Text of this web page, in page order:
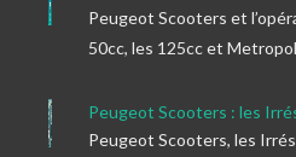
Peugeot Scooters et
50cc, les 125cc et
Peugeot Scooters : les
Peugeot Scooters, les